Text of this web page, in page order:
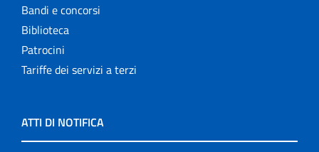
Bandi e concorsi
Biblioteca
Patrocini
Tariffe dei servizi a terzi
ATTI DI NOTIFICA